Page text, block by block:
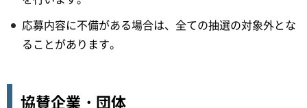
応募内容に不備がある場合は、全ての抽選の対象外とな
ることがあります。
協賛企業・団体